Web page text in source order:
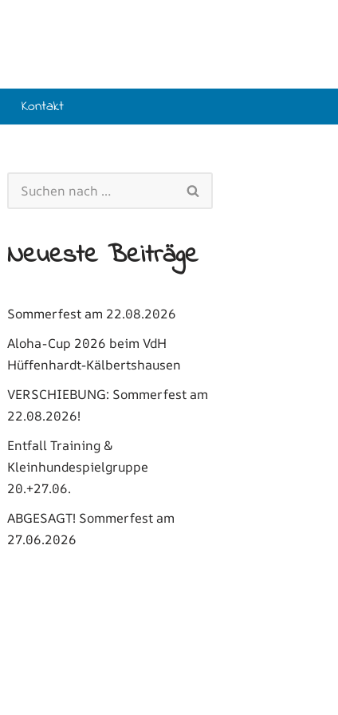
Kontakt
Neueste Beiträge
Sommerfest am 22.08.2026
Aloha-Cup 2026 beim VdH
Hüffenhardt-Kälbertshausen
VERSCHIEBUNG: Sommerfest am
22.08.2026!
Entfall Training &
Kleinhundespielgruppe
20.+27.06.
ABGESAGT! Sommerfest am
27.06.2026